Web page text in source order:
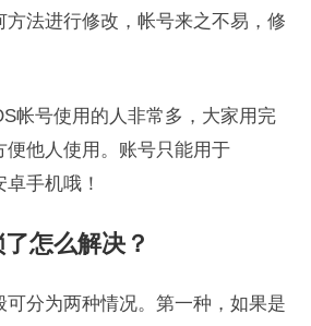
方法进行修改，帐号来之不易，修
帐号使用的人非常多，大家用完
便他人使用。账号只能用于
手机哦！
怎么解决？
可分为两种情况。第一种，如果是